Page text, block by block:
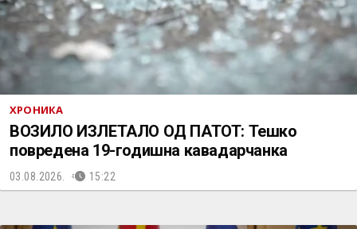
ХРОНИКА
ВОЗИЛО ИЗЛЕТАЛО ОД ПАТОТ: Тешко
повредена 19-годишна кавадарчанка
03.08.2026. 15:22